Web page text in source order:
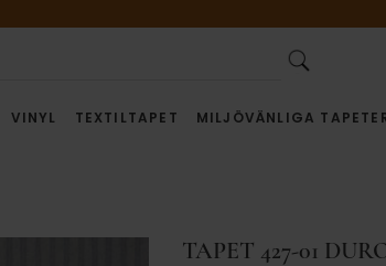
VINYL TEXTILTAPET MILJÖVÄNLIGA
TAPET 427-01